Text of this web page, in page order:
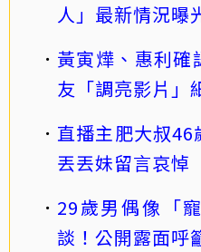
人」最新情況曝
黃寅燁、惠利確
友「調亮影片」
直播主肥大叔
丟丟妹留言哀悼
29歲男偶像「
談！公開露面呼